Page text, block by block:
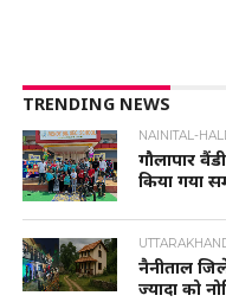
TRENDING NEWS
NAINITAL-
गौलापार
किया गया
नैनीताल
ज्यादा को